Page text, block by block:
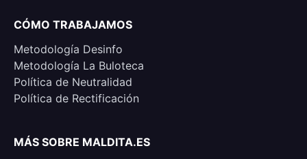
CÓMO TRABAJAMOS
Metodología Desinfo
Metodología La Buloteca
Política de Neutralidad
Política de Rectificación
MÁS SOBRE MALDITA.ES